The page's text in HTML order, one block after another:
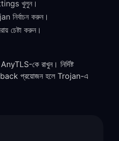
খুলুন।
করুন।
চেষ্টা করুন।
কে রাখুন। নির্দিষ্ট
প্রয়োজন হলে Trojan-এ